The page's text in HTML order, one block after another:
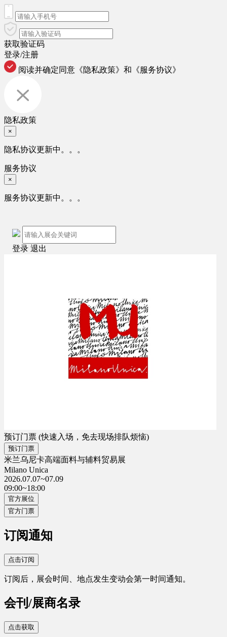
获取验证码
登录/注册
阅读并确定同意 《隐私政策》 和 《服务协议》
隐私政策
×
隐私协议更新中。。。
服务协议
×
服务协议更新中。。。
登录 退出
预订门票 (快速入场，免去现场排队烦恼)
预订门票
米兰乌尼卡高端面料与辅料贸易展
Milano Unica
2026.07.07~07.09
09:00~18:00
官方展位
官方门票
订阅通知
点击订阅
订阅后，展会时间、地点发生变动会第一时间通知。
会刊/展商名录
点击获取